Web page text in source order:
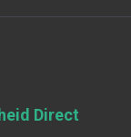
Direct